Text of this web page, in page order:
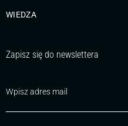
WIEDZA
Zapisz się do newslettera